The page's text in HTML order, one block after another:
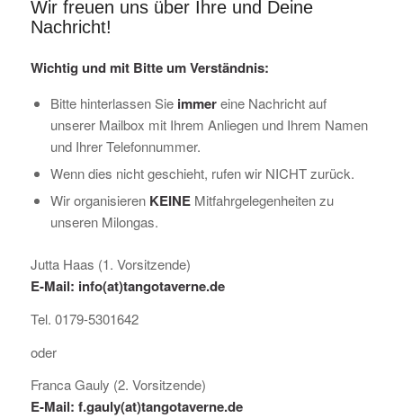
Wir freuen uns über Ihre und Deine
Nachricht!
Wichtig und mit Bitte um Verständnis:
Bitte hinterlassen Sie immereine Nachricht auf
unserer Mailbox mit Ihrem Anliegen und Ihrem Namen
und Ihrer Telefonnummer.
Wenn dies nicht geschieht, rufen wir NICHT zurück.
Wir organisieren KEINEMitfahrgelegenheiten zu
unseren Milongas.
Jutta Haas (1. Vorsitzende)
E-Mail: info(at)tangotaverne.de
Tel. 0179-5301642
oder
Franca Gauly (2. Vorsitzende)
E-Mail: f.gauly(at)tangotaverne.de